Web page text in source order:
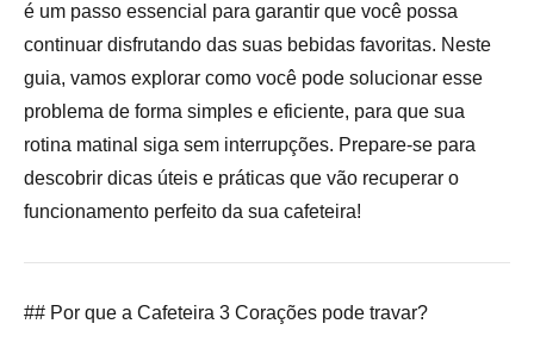
é um passo essencial para garantir que você possa
continuar disfrutando das suas bebidas favoritas. Neste
guia, vamos explorar como você pode solucionar esse
problema de forma simples e eficiente, para que sua
rotina matinal siga sem interrupções. Prepare-se para
descobrir dicas úteis e práticas que vão recuperar o
funcionamento perfeito da sua cafeteira!
## Por que a Cafeteira 3 Corações pode travar?